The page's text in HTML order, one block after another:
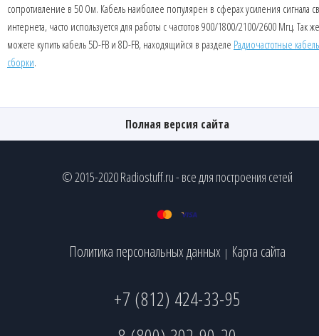
сопротивление в 50 Ом. Кабель наиболее популярен в сферах усиления сигнала
интернета, часто используется для работы с частотов 900/1800/2100/2600 Мгц. Так
можете купить кабель 5D-FB и 8D-FB, находящийся в разделе Радиочастотные
сборки.
Полная версия сайта
© 2015-2020 Radiostuff.ru - все для построения сетей
Политика персональных данных | Карта сайта
+7 (812) 424-33-95